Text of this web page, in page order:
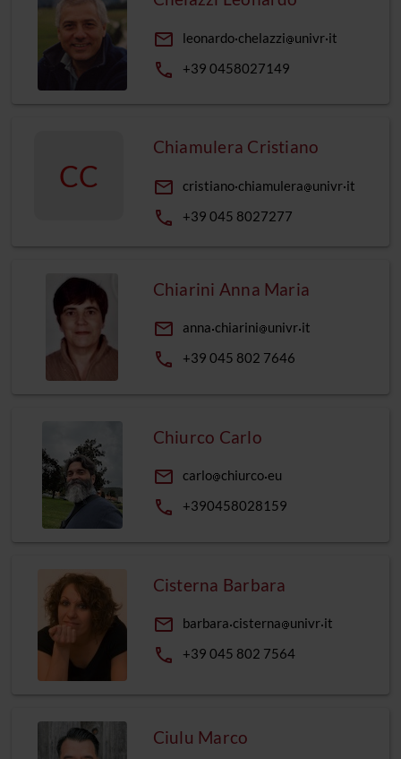
email leonardo chelazzi univr it
phone +39 0458027149
CC
Chiamulera Cristiano
email cristiano chiamulera univr it
phone +39 045 8027277
Chiarini Anna Maria
email anna chiarini univr it
phone +39 045 802 7646
Chiurco Carlo
email carlo chiurco eu
phone +390458028159
Cisterna Barbara
email barbara cisterna univr it
phone +39 045 802 7564
Ciulu Marco